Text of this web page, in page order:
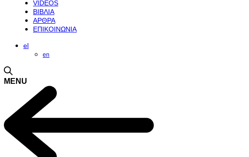
VIDEOS
ΒΙΒΛΙΑ
ΑΡΘΡΑ
ΕΠΙΚΟΙΝΩΝΙΑ
el
en
MENU